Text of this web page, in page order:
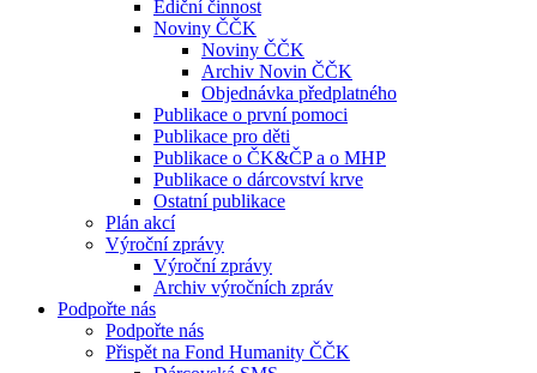
Ediční činnost
Noviny ČČK
Noviny ČČK
Archiv Novin ČČK
Objednávka předplatného
Publikace o první pomoci
Publikace pro děti
Publikace o ČK&ČP a o MHP
Publikace o dárcovství krve
Ostatní publikace
Plán akcí
Výroční zprávy
Výroční zprávy
Archiv výročních zpráv
Podpořte nás
Podpořte nás
Přispět na Fond Humanity ČČK